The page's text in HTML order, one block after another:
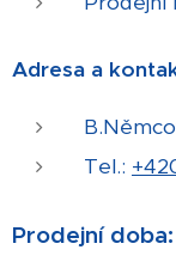
Adresa a
Tel.:
Prodejní doba: